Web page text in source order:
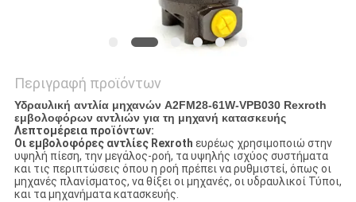
Περιγραφή προϊόντων
Υδραυλική αντλία μηχανών A2FM28-61W-VPB030 Rexroth
εμβολοφόρων αντλιών για τη μηχανή κατασκευής
Λεπτομέρεια προϊόντων:
Οι εμβολοφόρες αντλίες Rexroth ευρέως χρησιμοποιώ στην
υψηλή πίεση, την μεγάλος-ροή, τα υψηλής ισχύος συστήματα
και τις περιπτώσεις όπου η ροή πρέπει να ρυθμιστεί, όπως οι
μηχανές πλανίσματος, να θίξει οι μηχανές, οι υδραυλικοί Τύποι,
και τα μηχανήματα κατασκευής.